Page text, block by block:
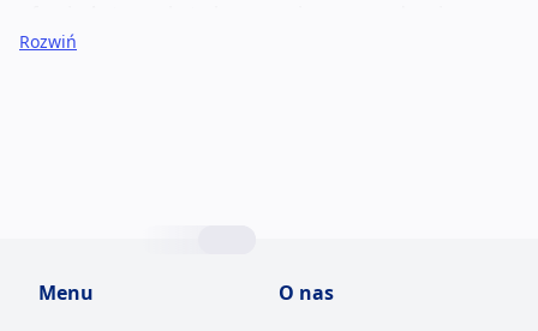
Jaguara staje się bardziej dostępne niż kiedykolwiek, a
Automarket.pl, zyskujesz pewność, że Twój samochód
Rozwiń
Menu O nas